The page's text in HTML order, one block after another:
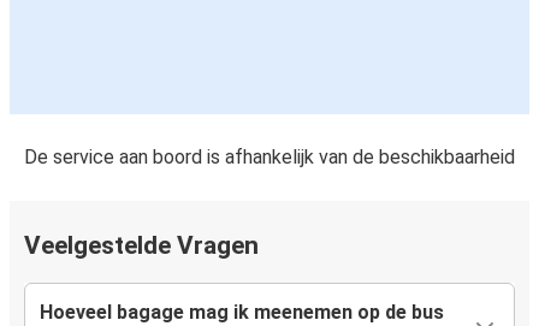
De service aan boord is afhankelijk van de beschikbaarheid
Veelgestelde Vragen
Hoeveel bagage mag ik meenemen op de bus